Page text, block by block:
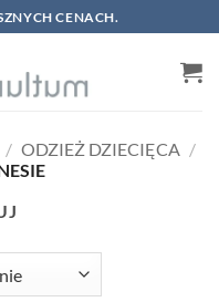
CENACH.
/ ODZIEŻ DZIECIĘCA /